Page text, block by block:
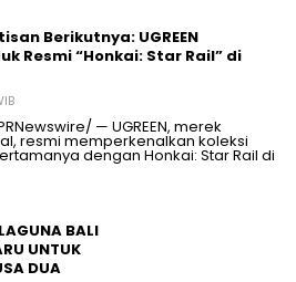
Berikutnya: UGREEN
Resmi “Honkai: Star Rail” di
— UGREEN, merek
resmi memperkenalkan koleksi
dengan Honkai: Star Rail di
BALI
UNTUK
DUA